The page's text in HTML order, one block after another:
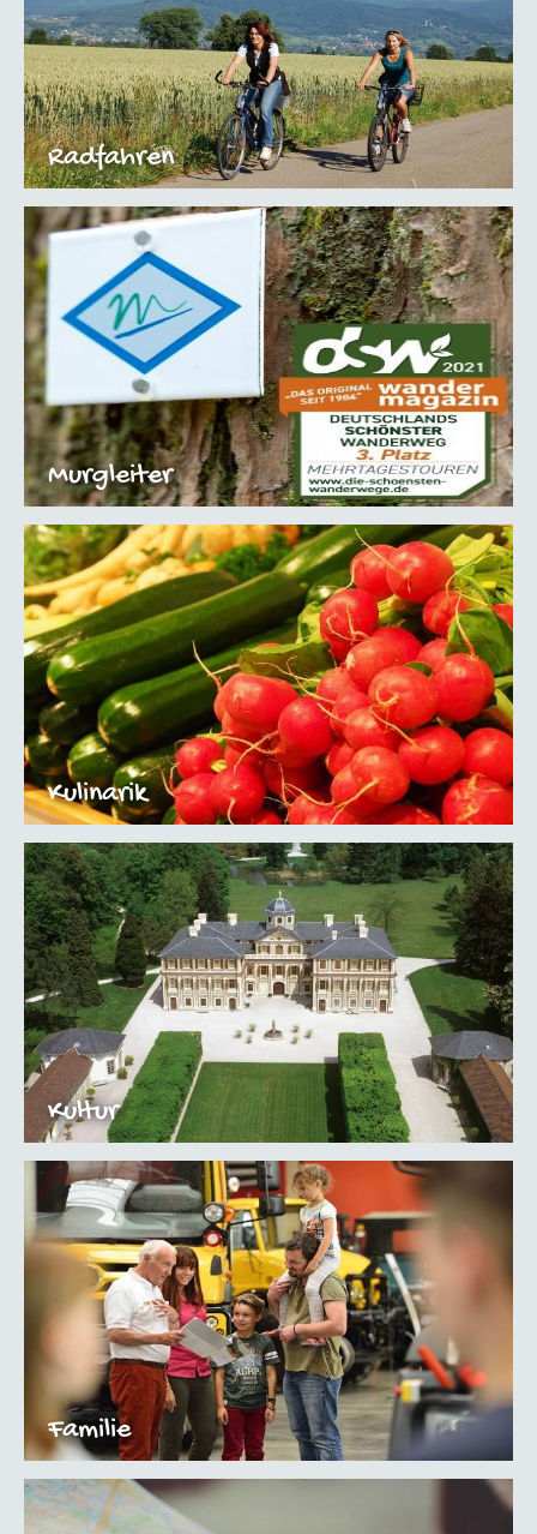
Radfahren
Murgleiter
Kulinarik
Kultur
Familie